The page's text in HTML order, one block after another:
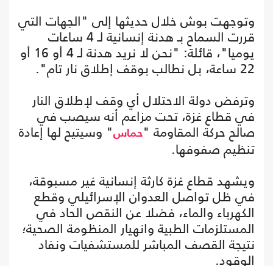
وتوجهت بوش خلال حديثها إلى "الجهات التي
قررت السماح بـ هدنة إنسانية لـ 4 ساعات
يوميا"، قائلة: "نحن لا نريد هدنة لـ 4 أو 16 أو
22 ساعة، بل نطالب بوقف إطلاق نار تام".
وترفض دولة الاحتلال أي وقف لإطلاق النار
في قطاع غزة، تحت مزاعم أنه سيصب في
صالح حركة المقاومة "حماس" وسيتيح لها إعادة
تنظيم صفوفها.
ويشهد قطاع غزة كارثة إنسانية غير مسبوقة،
في ظل تواصل العدوان الإسرائيلي وقطع
الكهرباء والماء، فضلا عن النقص الحاد في
المستلزمات الطبية وانهيار المنظومة الصحية؛
نتيجة القصف المباشر للمستشفيات ونفاد
الوقود.